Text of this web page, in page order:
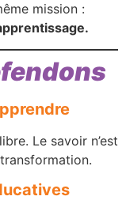
mission :
Le savoir n’est